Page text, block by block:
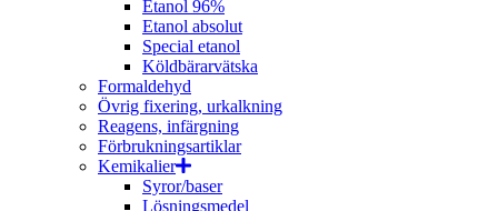
Etanol 96%
Etanol absolut
Special etanol
Köldbärarvätska
Formaldehyd
Övrig fixering, urkalkning
Reagens, infärgning
Förbrukningsartiklar
Kemikalier
Syror/baser
Lösningsmedel